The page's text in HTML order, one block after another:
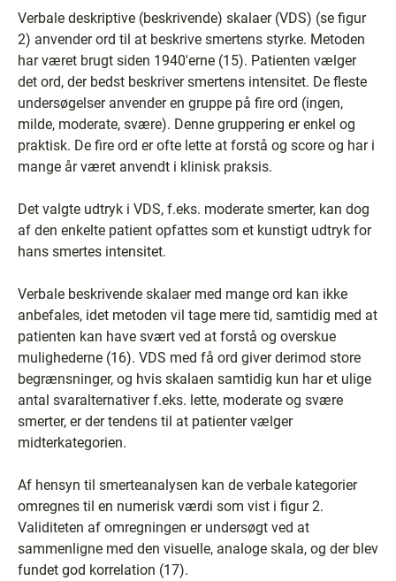
Verbale deskriptive (beskrivende) skalaer (VDS) (se figur
2) anvender ord til at beskrive smertens styrke. Metoden
har været brugt siden 1940'erne (15). Patienten vælger
det ord, der bedst beskriver smertens intensitet. De fleste
undersøgelser anvender en gruppe på fire ord (ingen,
milde, moderate, svære). Denne gruppering er enkel og
praktisk. De fire ord er ofte lette at forstå og score og har i
mange år været anvendt i klinisk praksis.
Det valgte udtryk i VDS, f.eks. moderate smerter, kan dog
af den enkelte patient opfattes som et kunstigt udtryk for
hans smertes intensitet.
Verbale beskrivende skalaer med mange ord kan ikke
anbefales, idet metoden vil tage mere tid, samtidig med at
patienten kan have svært ved at forstå og overskue
mulighederne (16). VDS med få ord giver derimod store
begrænsninger, og hvis skalaen samtidig kun har et ulige
antal svaralternativer f.eks. lette, moderate og svære
smerter, er der tendens til at patienter vælger
midterkategorien.
Af hensyn til smerteanalysen kan de verbale kategorier
omregnes til en numerisk værdi som vist i figur 2.
Validiteten af omregningen er undersøgt ved at
sammenligne med den visuelle, analoge skala, og der blev
fundet god korrelation (17).